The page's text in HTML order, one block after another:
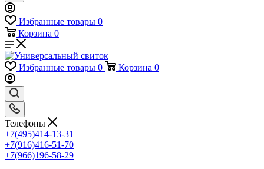
Избранные товары 0
Корзина 0
Избранные товары 0 Корзина 0
Телефоны
+7(495)414-13-31
+7(916)416-51-70
+7(966)196-58-29